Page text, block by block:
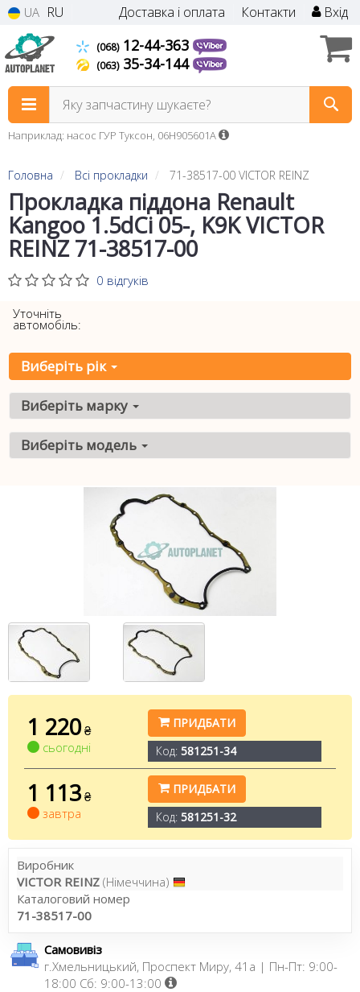
UA RU Доставка і оплата Контакти Вхід
(068)12-44-363
(063)35-34-144
Яку запчастину шукаєте?
Наприклад: насос ГУР Туксон, 06H905601A
Головна Всі прокладки 71-38517-00 VICTOR REINZ
Прокладка піддона Renault
Kangoo 1.5dCi 05-, K9K VICTOR
REINZ 71-38517-00
0 відгуків
Уточніть
автомобіль:
Виберіть рік
Виберіть марку
Виберіть модель
1 220 ₴
сьогодні
ПРИДБАТИ
Код: 581251-34
1 113 ₴
завтра
ПРИДБАТИ
Код: 581251-32
Виробник
VICTOR REINZ (Німеччина)
Каталоговий номер
71-38517-00
Самовивіз
г.Хмельницький, Проспект Миру, 41а | Пн-Пт: 9:00-
18:00 Сб: 9:00-13:00